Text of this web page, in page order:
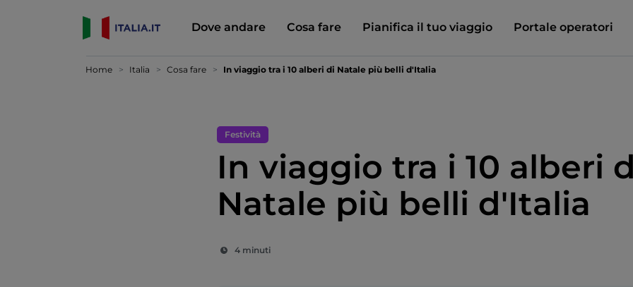
Dove andare Cosa fare Pianifica il tuo viaggio Portale operatori
Home Italia Cosa fare In viaggio tra i 10 alberi di Natale più belli d'Italia
Festività
In viaggio tra i 10 alberi
Natale più belli d'Italia
4 minuti